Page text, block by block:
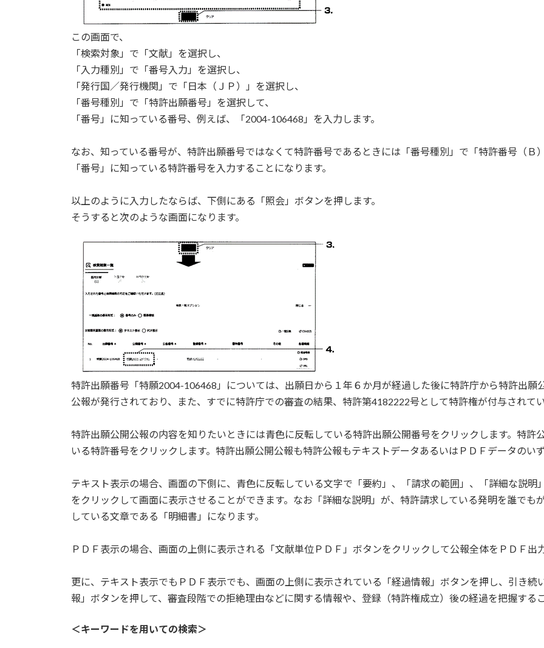
この画面で、
「検索対象」で「文献」を選択し、
「入力種別」で「番号入力」を選択し、
「発行国／発行機関」で「日本（ＪＰ）」を選択し、
「番号種別」で「特許出願番号」を選択して、
「番号」に知っている番号、例えば、「2004-106468」を入力します。
なお、知っている番号が、特許出願番号ではなくて特許番号であるときには「番号種別」で「特許番号（Ｂ
「番号」に知っている特許番号を入力することになります。
以上のように入力したならば、下側にある「照会」ボタンを押します。
そうすると次のような画面になります。
特許出願番号「特願2004-106468」については、出願日から１年６か月が経過した後に特許庁から特許出
公報が発行されており、また、すでに特許庁での審査の結果、特許第4182222号として特許権が付与されて
特許出願公開公報の内容を知りたいときには青色に反転している特許出願公開番号をクリックします。特許
いる特許番号をクリックします。特許出願公開公報も特許公報もテキストデータあるいはＰＤＦデータのい
テキスト表示の場合、画面の下側に、青色に反転している文字で「要約」、「請求の範囲」、「詳細な説明
をクリックして画面に表示させることができます。なお「詳細な説明」が、特許請求している発明を誰でも
している文章である「明細書」になります。
ＰＤＦ表示の場合、画面の上側に表示される「文献単位ＰＤＦ」ボタンをクリックして公報全体をＰＤＦ出
更に、テキスト表示でもＰＤＦ表示でも、画面の上側に表示されている「経過情報」ボタンを押し、引き続
報」ボタンを押して、審査段階での拒絶理由などに関する情報や、登録（特許権成立）後の経過を把握するこ
＜キーワードを用いての検索＞